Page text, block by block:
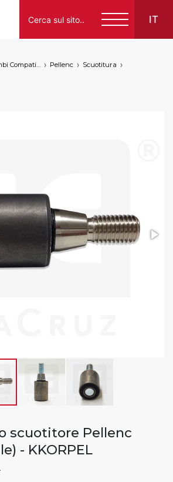
IT
Ricambi Compatibili per Vendemmiatrici a Marchio Pellenc
Scuotitura
scuotitore Pellenc
- KKORPEL